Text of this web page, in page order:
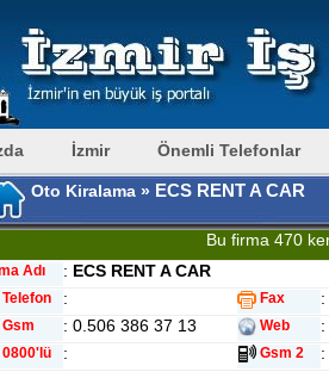
İzmir Önemli Telefonlar
Oto Kiralama » ECS RENT A CAR
Bu firma 470
Adı : ECS RENT A CAR
Telefon : Fax :
Gsm : 0.506 386 37 13 Web :
0800'lü : Gsm 2 :